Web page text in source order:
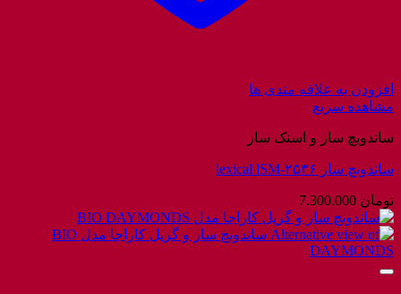
افزودن به علاقه مندی ها
مشاهده سریع
ساندویچ ساز و اسنک ساز
ساندویچ ساز lexical lSM-۲۵۳۶
تومان